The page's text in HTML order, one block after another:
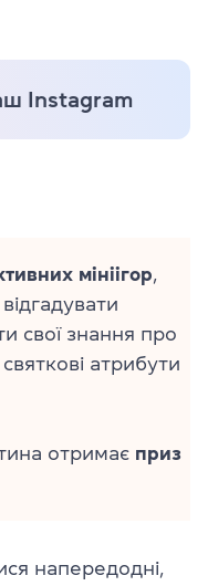
Instagram
мініігор,
свої знання про
атрибути
отримає приз
напередодні,